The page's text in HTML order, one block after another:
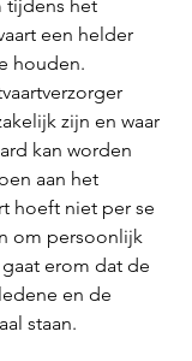
tijdens het
een helder
houden.
zijn en waar
kan worden
aan het
hoeft niet per se
om persoonlijk
erom dat de
en de
staan.